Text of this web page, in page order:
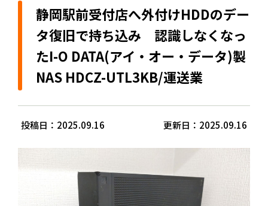
静岡駅前受付店へ外付けHDDのデー
タ復旧で持ち込み 認識しなくなっ
たI-O DATA(アイ・オー・データ)製
NAS HDCZ-UTL3KB/運送業
投稿日：2025.09.16 更新日：2025.09.16